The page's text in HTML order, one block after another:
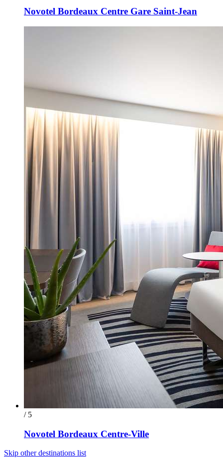
Novotel Bordeaux Centre Gare Saint-Jean
/ 5
Novotel Bordeaux Centre-Ville
Skip other destinations list